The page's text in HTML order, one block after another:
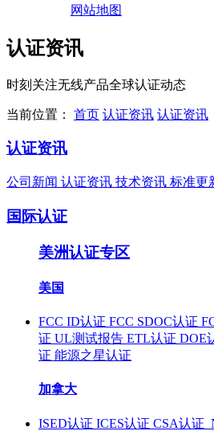
网站地图
认证资讯
时刻关注无线产品全球认证动态
当前位置： 首页 认证资讯 认证资讯
认证资讯
公司新闻 认证资讯 技术资讯 标准更
国际认证
美洲认证专区
美国
FCC ID认证 FCC SDOC认证
证 UL测试报告 ETL认证 DOE
证 能源之星认证
加拿大
ISED认证 ICES认证 CSA认证